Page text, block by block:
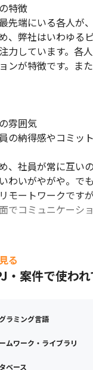
特徴
先端にいる各人が
、弊社はいわゆる
力しています。各
ンが特徴です。ま
雰囲気
の納得感やコミッ
、社員が常に互い
わいがやがや。で
モートワークです
でコミュニケーシ
る
・案件で使わ
ラミング言語
ムワーク・ライブラリ
ベース